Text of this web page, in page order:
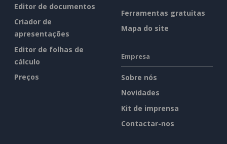
Editor de documentos
Criador de
apresentações
Editor de folhas de
cálculo
Preços
Ferramentas gratuitas
Mapa do site
Empresa
Sobre nós
Novidades
Kit de imprensa
Contactar-nos